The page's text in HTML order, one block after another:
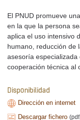
El PNUD promueve
en la que la persona
aplica el uso intensivo
humano, reducción de
asesoría
cooperación técnica al
Disponibilidad
Dirección en internet
Descargar fichero